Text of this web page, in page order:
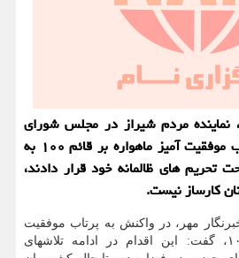
نماینده مردم شیراز در مجلس شورای
اسلامی اظهار داشت: پرتاب موفقیت آمیز ماهواره بر قائم ۱۰۰ به
تحریم های ظالمانه خود قرار دادند،
کارساز نیست.
مهر، در واکنش به پرتاب موفقیت
آمیز ماهواره بر قائم ۱۰۰، گفت: این اقدام در ادامه تلاشهای